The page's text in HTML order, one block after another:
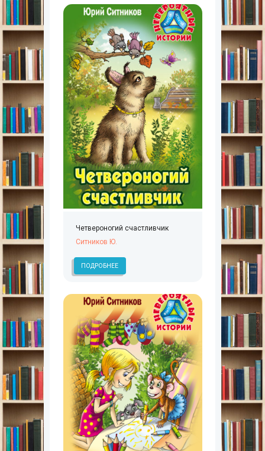
Четвероногий счастливчик
Ситников Ю.
ПОДРОБНЕЕ